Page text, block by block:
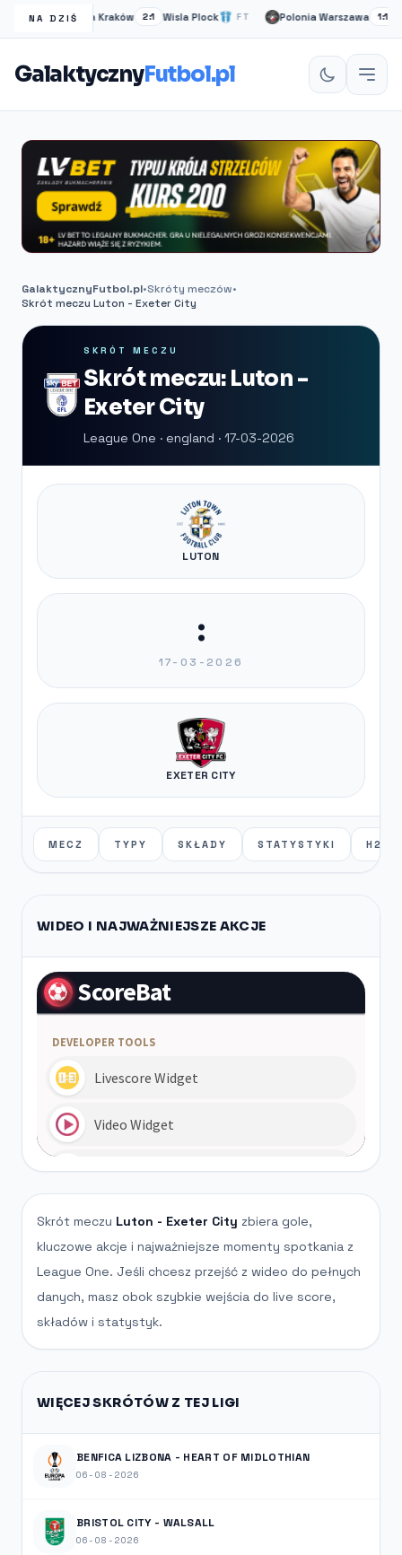
NA DZIŚWisła Kraków 2:1 Wisla Plock FT Polonia Warszawa 1:1
GalaktycznyFutbol.pl
GalaktycznyFutbol.pl•Skróty meczów•
Skrót meczu Luton - Exeter City
SKRÓT MECZU
Skrót meczu: Luton -
Exeter City
League One · england · 17-03-2026
LUTON
:
17-03-2026
EXETER CITY
MECZ TYPY SKŁADY STATYSTYKI H2H
WIDEO I NAJWAŻNIEJSZE AKCJE
Skrót meczu Luton - Exeter City zbiera gole,
kluczowe akcje i najważniejsze momenty spotkania z
League One. Jeśli chcesz przejść z wideo do pełnych
danych, masz obok szybkie wejścia do live score,
składów i statystyk.
WIĘCEJ SKRÓTÓW Z TEJ LIGI
BENFICA LIZBONA - HEART OF MIDLOTHIAN
06-08-2026
BRISTOL CITY - WALSALL
06-08-2026